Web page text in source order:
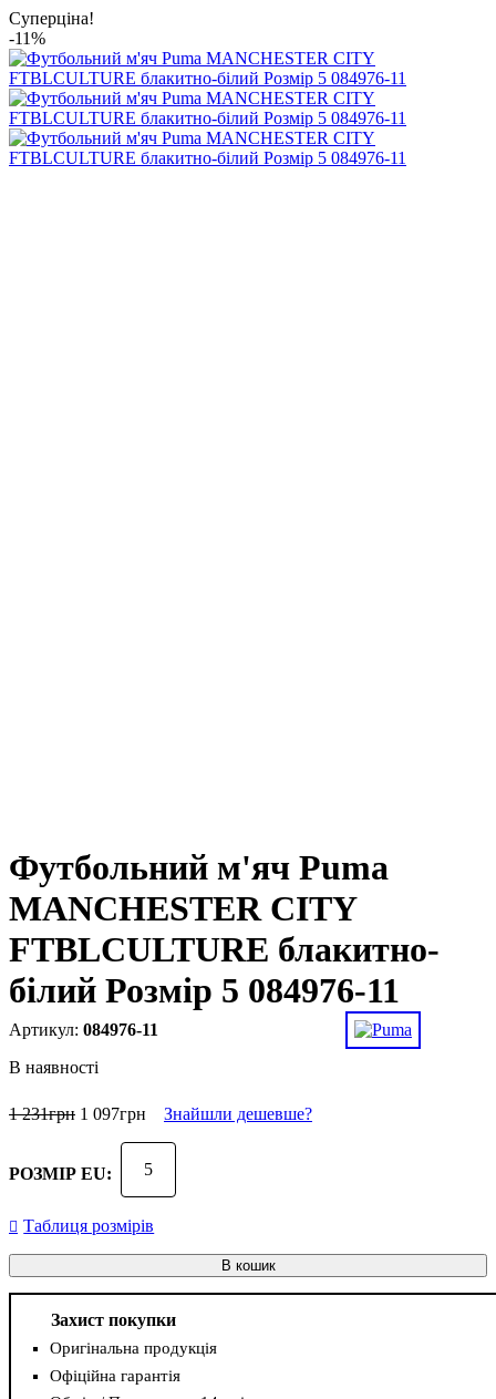
Суперціна!
-11%
Футбольний м'яч Puma
MANCHESTER CITY
FTBLCULTURE блакитно-
білий Розмір 5 084976-11
084976-11
В наявності
1 231грн 1 097грн Знайшли дешевше?
РОЗМІР EU: 5
Таблиця розмірів
В кошик
Захист покупки
Оригінальна продукція
Офіційна гарантія